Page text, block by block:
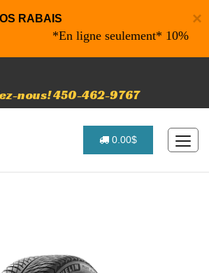
×
RABAIS
*En ligne seulement* 10% de
nous! 450-462-9767
0.00$